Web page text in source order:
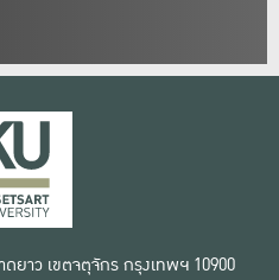
ยาว เขตจตุจักร กรุงเทพฯ 10900